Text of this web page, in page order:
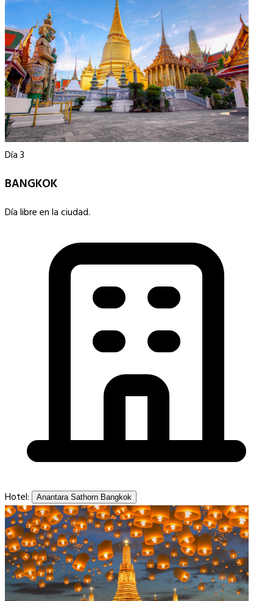
Día 3
BANGKOK
Día libre en la ciudad.
Hotel: Anantara Sathorn Bangkok